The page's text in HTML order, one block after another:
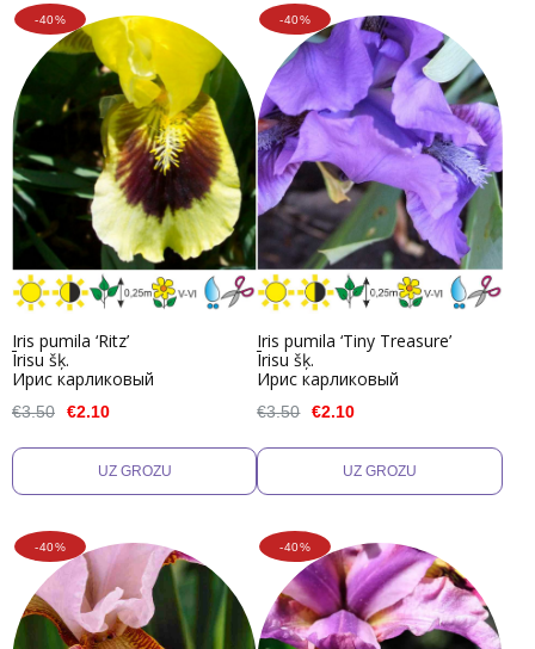
-40%
Iris pumila ‘Ritz’
Īrisu šķ.
Ирис карликовый
€3.50 €2.10
-40%
Iris pumila ‘Tiny Treasure’
Īrisu šķ.
Ирис карликовый
€3.50 €2.10
-40% -40%